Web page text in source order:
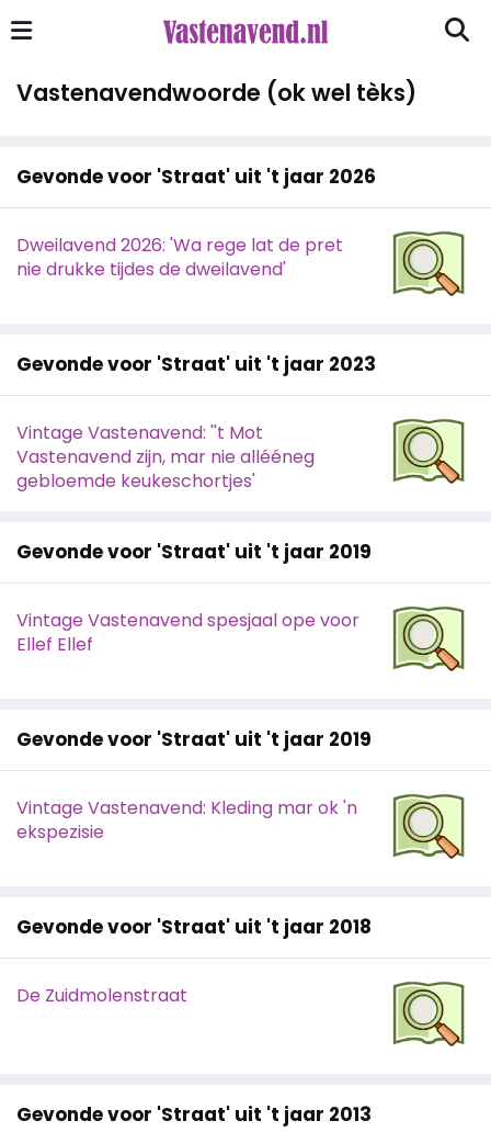
Vastenavendwoorde (ok wel tèks)
Gevonde voor 'Straat' uit 't jaar 2026
Dweilavend 2026: 'Wa rege lat de pret
nie drukke tijdes de dweilavend'
Gevonde voor 'Straat' uit 't jaar 2023
Vintage Vastenavend: ''t Mot
Vastenavend zijn, mar nie allééneg
gebloemde keukeschortjes'
Gevonde voor 'Straat' uit 't jaar 2019
Vintage Vastenavend spesjaal ope voor
Ellef Ellef
Gevonde voor 'Straat' uit 't jaar 2019
Vintage Vastenavend: Kleding mar ok 'n
ekspezisie
Gevonde voor 'Straat' uit 't jaar 2018
De Zuidmolenstraat
Gevonde voor 'Straat' uit 't jaar 2013